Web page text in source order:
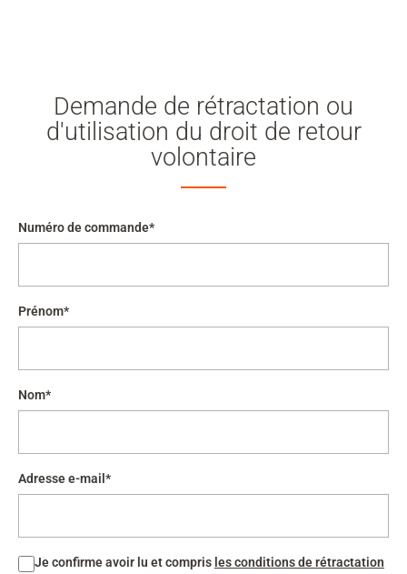
Passer à la recherche
Passer à la sélection de langue
Shift+Alt+C
Demande de rétractation ou
d'utilisation du droit de retour
volontaire
Numéro de commande*
Prénom*
Nom*
Adresse e-mail*
Je confirme avoir lu et compris les conditions de rétractation